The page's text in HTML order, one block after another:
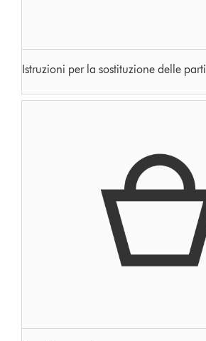
Istruzioni per la sostituzione delle parti